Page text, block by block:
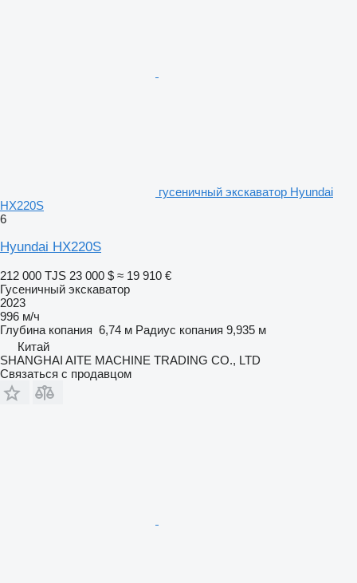
гусеничный экскаватор Hyundai
HX220S
6
Hyundai HX220S
212 000 TJS 23 000 $ ≈ 19 910 €
Гусеничный экскаватор
2023
996 м/ч
Глубина копания 6,74 м Радиус копания 9,935 м
Китай
SHANGHAI AITE MACHINE TRADING CO., LTD
Связаться с продавцом